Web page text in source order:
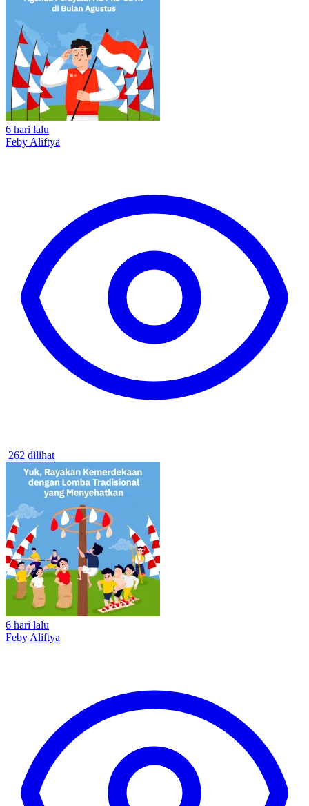
6 hari lalu
Feby Aliftya
262 dilihat
6 hari lalu
Feby Aliftya